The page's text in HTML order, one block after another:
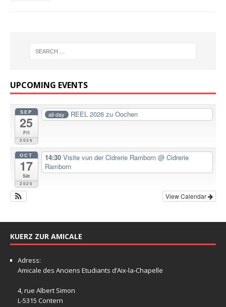
UPCOMING EVENTS
SEP
25
Fri
2026
all-day REEL 2026 zu Oochen
OCT
17
Sat
2026
14:30 Visite vun der Cidrerie Ramborn @ Cidrerie
Ramborn
View Calendar
KUERZ ZUR AMICALE
Adress:
Amicale des Anciens Etudiants d’Aix-la-Chapelle
4, rue Albert Simon
L-5315 Contern